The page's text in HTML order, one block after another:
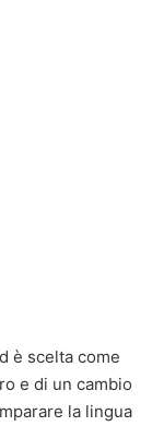
è scelta come
e di un cambio
la lingua